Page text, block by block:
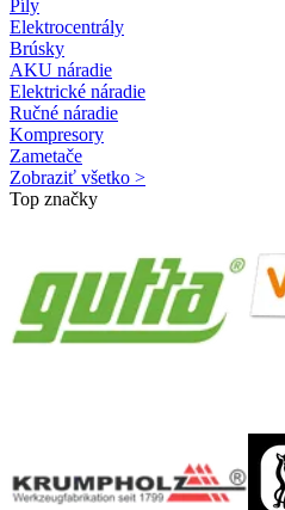
Píly
Elektrocentrály
Brúsky
AKU náradie
Elektrické náradie
Ručné náradie
Kompresory
Zametače
Zobraziť všetko >
Top značky